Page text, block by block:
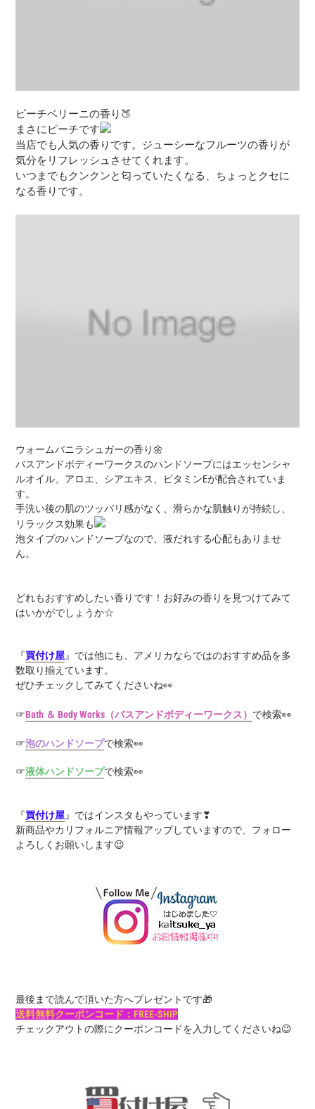
ピーチベリーニの香り🍑
まさにピーチです
当店でも人気の香りです。ジューシーなフルーツの香りが
気分をリフレッシュさせてくれます。
いつまでもクンクンと匂っていたくなる、ちょっとクセに
なる香りです。
ウォームバニラシュガーの香り🌼
バスアンドボディーワークスのハンドソープにはエッセンシャ
ルオイル、アロエ、シアエキス、ビタミンEが配合されていま
す。
手洗い後の肌のツッパリ感がなく、滑らかな肌触りが持続し、
リラックス効果も
泡タイプのハンドソープなので、液だれする心配もありませ
ん。
どれもおすすめしたい香りです！お好みの香りを見つけてみて
はいかがでしょうか☆
『買付け屋』では他にも、アメリカならではのおすすめ品を多
数取り揃えています。
ぜひチェックしてみてくださいね👀
☞Bath ＆ Body Works（バスアンドボディーワークス） で検索👀
☞泡のハンドソープで検索👀
☞液体ハンドソープで検索👀
『買付け屋』ではインスタもやっています❣
新商品やカリフォルニア情報アップしていますので、フォロー
よろしくお願いします😉
最後まで読んで頂いた方へプレゼントです🎁
送料無料クーポンコード：FREE-SHIP
チェックアウトの際にクーポンコードを入力してくださいね😉